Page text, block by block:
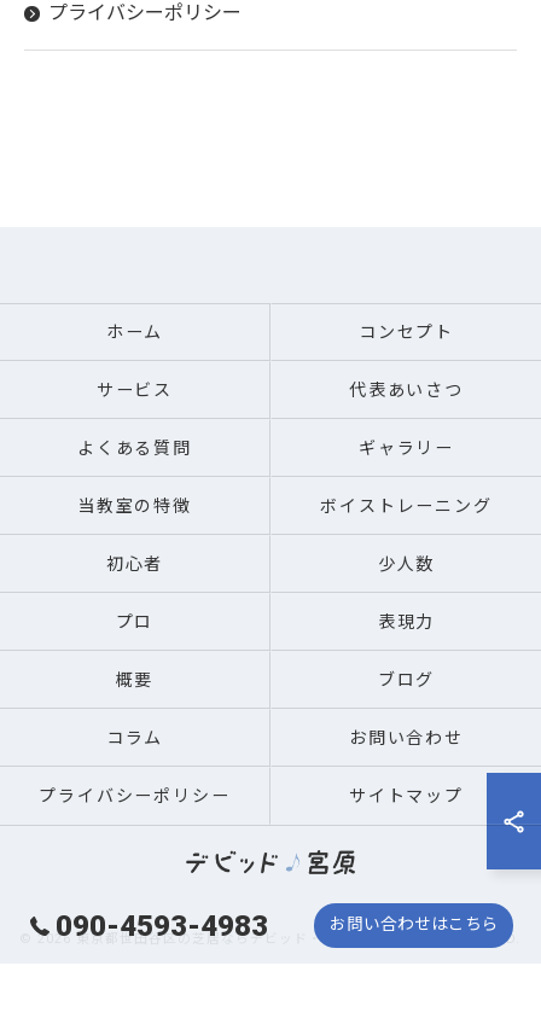
プライバシーポリシー
090-4593-4983 お問い合わせはこちら
ホーム コンセプト
サービス 代表あいさつ
よくある質問 ギャラリー
当教室の特徴 ボイストレーニング
初心者 少人数
プロ 表現力
概要 ブログ
コラム お問い合わせ
プライバシーポリシー サイトマップ
© 2026 東京都世田谷区の芝居ならデビッド・宮原 ALL RIGHTS RESERVED.